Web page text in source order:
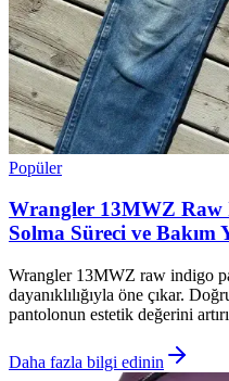
Popüler
Wrangler 13MWZ Raw
Solma Süreci ve Bakım
Wrangler 13MWZ raw indigo
dayanıklılığıyla öne çıkar.
pantolonun estetik değerini
Daha fazla bilgi edinin